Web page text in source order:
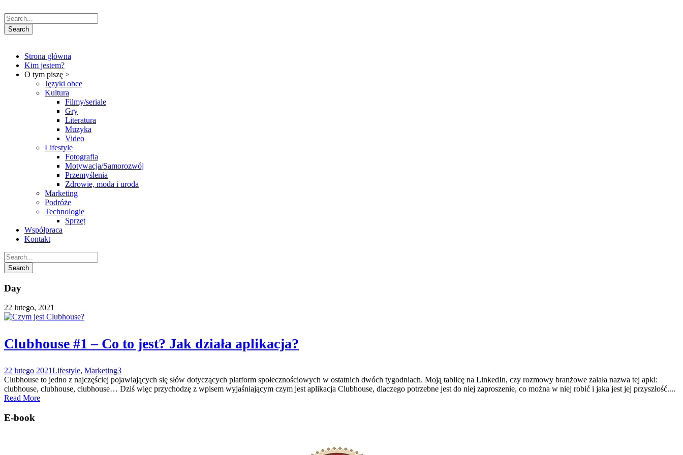
Strona główna
Kim jestem?
O tym piszę >
Języki obce
Kultura
Filmy/seriale
Gry
Literatura
Muzyka
Video
Lifestyle
Fotografia
Motywacja/Samorozwój
Przemyślenia
Zdrowie, moda i uroda
Marketing
Podróże
Technologie
Sprzęt
Współpraca
Kontakt
Day
22 lutego, 2021
Clubhouse #1 – Co to jest? Jak działa aplikacja?
22 lutego 2021Lifestyle, Marketing3
Clubhouse to jedno z najczęściej pojawiających się słów dotyczących platform społecznościowych w ostatnich dwóch tygodniach. Moją tablicę na LinkedIn, czy rozmowy branżowe zalała nazwa tej apki:
clubhouse, clubhouse, clubhouse… Dziś więc przychodzę z wpisem wyjaśniającym czym jest aplikacja Clubhouse, dlaczego potrzebne jest do niej zaproszenie, co można w niej robić i jaka jest jej przyszłość....
Read More
E-book